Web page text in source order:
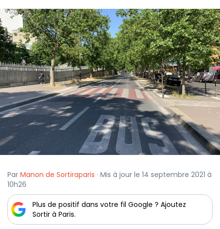
Par Manon de Sortiraparis · Mis à jour le 14 septembre 2021 à
10h26
Plus de positif dans votre fil Google ? Ajoutez
Sortir à Paris.